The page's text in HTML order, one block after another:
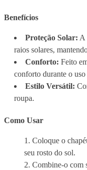
Benefícios
Proteção Solar: A
raios solares,
Conforto: Feito
conforto durante o
Estilo Versátil:
roupa.
Como Usar
Coloque o
seu rosto do sol.
Combine-o com